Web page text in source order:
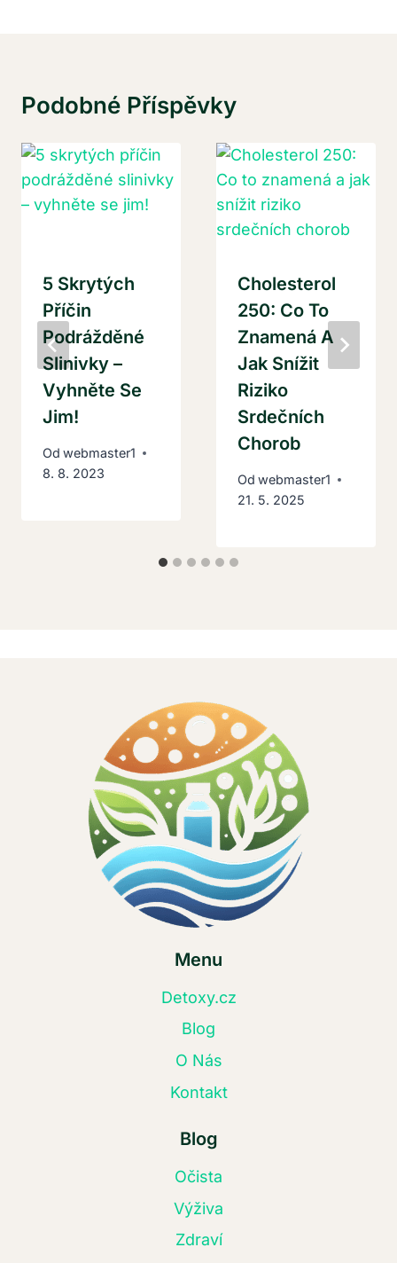
Podobné Příspěvky
5 Skrytých
Příčin
Podrážděné
Slinivky –
Vyhněte Se
Jim!
Od webmaster1
8. 8. 2023
Cholesterol
250: Co To
Znamená A
Jak Snížit
Riziko
Srdečních
Chorob
Od webmaster1
21. 5. 2025
Menu
Detoxy.cz
Blog
O Nás
Kontakt
Blog
Očista
Výživa
Zdraví